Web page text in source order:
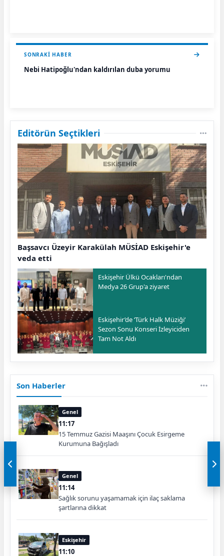
SONRAKI HABER
Nebi Hatipoğlu'ndan kaldırılan duba yorumu
Editörün Seçtikleri
Başsavcı Üzeyir Karakülah MÜSİAD Eskişehir'e
veda etti
Eskişehir Ülkü Ocakları'ndan
Medya 26 Grup'a ziyaret
Eskişehir’de ‘Türk Halk Müziği’
Sezon Sonu Konseri İzleyiciden
Tam Not Aldı
Son Haberler
Genel
11:17
15 Temmuz Gazisi Maaşını Çocuk Esirgeme
Kurumuna Bağışladı
Genel
11:14
Sağlık sorunu yaşamamak için ilaç saklama
şartlarına dikkat
Eskişehir
11:10